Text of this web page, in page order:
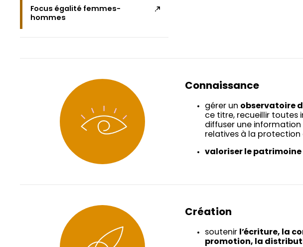
Focus égalité femmes-
hommes
Connaissance
gérer un observatoire
ce titre, recueillir toutes
diffuser une
relatives à la protection
valoriser le patrimoine
Création
soutenir l’écriture, la
promotion, la